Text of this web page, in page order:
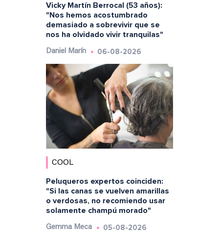
Vicky Martín Berrocal (53 años):
"Nos hemos acostumbrado
demasiado a sobrevivir que se
nos ha olvidado vivir tranquilas"
Daniel Marín 06-08-2026
COOL
Peluqueros expertos coinciden:
"Si las canas se vuelven amarillas
o verdosas, no recomiendo usar
solamente champú morado"
Gemma Meca 05-08-2026